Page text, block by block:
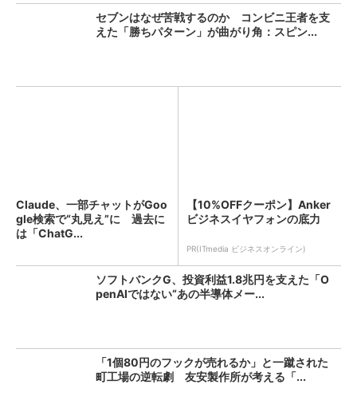
セブンはなぜ苦戦するのか コンビニ王者を支
えた「勝ちパターン」が曲がり角：スピン...
Claude、一部チャットがGoo
gle検索で“丸見え”に 過去に
は「ChatG...
【10%OFFクーポン】Anker
ビジネスイヤフォンの底力
PR(ITmedia ビジネスオンライン)
ソフトバンクG、投資利益1.8兆円を支えた「O
penAIではない“あの半導体メー...
「1個80円のフックが売れるか」と一蹴された
町工場の逆転劇 友安製作所が考える「...